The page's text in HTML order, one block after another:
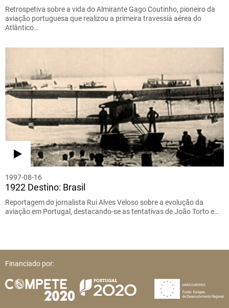
Retrospetiva sobre a vida do Almirante Gago Coutinho, pioneiro da
aviação portuguesa que realizou a primeira travessia aérea do
Atlântico…
1997-08-16
1922 Destino: Brasil
Reportagem do jornalista Rui Alves Veloso sobre a evolução da
aviação em Portugal, destacando-se as tentativas de João Torto e…
Financiado por: